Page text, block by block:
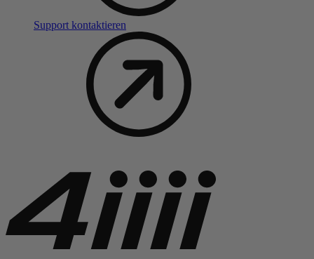
Support kontaktieren